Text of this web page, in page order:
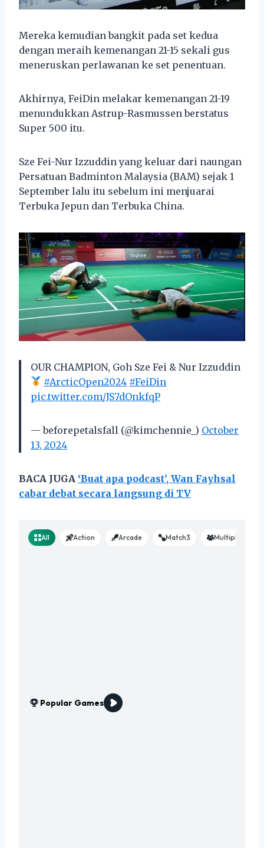
Mereka kemudian bangkit pada set kedua
dengan meraih kemenangan 21-15 sekali gus
meneruskan perlawanan ke set penentuan.
Akhirnya, FeiDin melakar kemenangan 21-19
menundukkan Astrup-Rasmussen berstatus
Super 500 itu.
Sze Fei-Nur Izzuddin yang keluar dari naungan
Persatuan Badminton Malaysia (BAM) sejak 1
September lalu itu sebelum ini menjuarai
Terbuka Jepun dan Terbuka China.
OUR CHAMPION, Goh Sze Fei & Nur Izzuddin
#ArcticOpen2024 #FeiDin
pic.twitter.com/JS7dOnkfqP
— beforepetalsfall (@kimchennie_) October
13, 2024
BACA JUGA ‘Buat apa podcast’, Wan Fayhsal
cabar debat secara langsung di TV